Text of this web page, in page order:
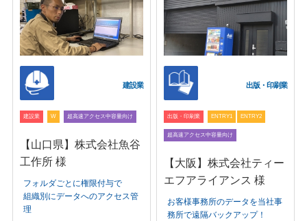
建設業
建設業 W 超高速アクセス中容量向け
【山口県】株式会社魚谷
工作所 様
フォルダごとに権限付与で
組織別にデータへのアクセス管
理
出版・印刷業
出版・印刷業 ENTRY1 ENTRY2
超高速アクセス中容量向け
【大阪】株式会社ティー
エフアライアンス 様
お客様事務所のデータを当社事
務所で遠隔バックアップ！